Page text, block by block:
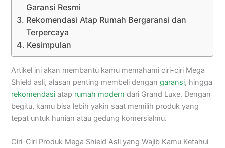
Garansi Resmi
Rekomendasi Atap Rumah Bergaransi dan
Terpercaya
Kesimpulan
Artikel ini akan membantu kamu memahami ciri-ciri Mega
Shield asli, alasan penting membeli dengangaransi, hingga
rekomendasi atap rumah modern dari Grand Luxe. Dengan
begitu, kamu bisa lebih yakin saat memilih produk yang
tepat untuk hunian atau gedung komersialmu.
Ciri-Ciri Produk Mega Shield Asli yang Wajib Kamu Ketahui